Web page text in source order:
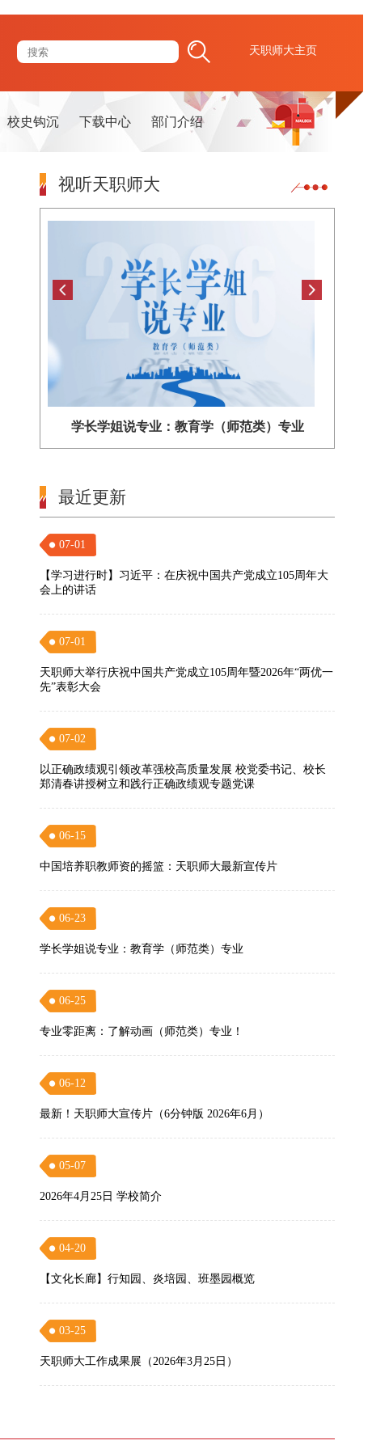
天职师大主页
校史钩沉 下载中心 部门介绍
视听天职师大
学长学姐说专业：教育学（师范类）专业
最近更新
07-01
【学习进行时】习近平：在庆祝中国共产党成立105周年大
会上的讲话
07-01
天职师大举行庆祝中国共产党成立105周年暨2026年“两优一
先”表彰大会
07-02
以正确政绩观引领改革强校高质量发展 校党委书记、校长
郑清春讲授树立和践行正确政绩观专题党课
06-15
中国培养职教师资的摇篮：天职师大最新宣传片
06-23
学长学姐说专业：教育学（师范类）专业
06-25
专业零距离：了解动画（师范类）专业！
06-12
最新！天职师大宣传片（6分钟版 2026年6月）
05-07
2026年4月25日 学校简介
04-20
【文化长廊】行知园、炎培园、班墨园概览
03-25
天职师大工作成果展（2026年3月25日）